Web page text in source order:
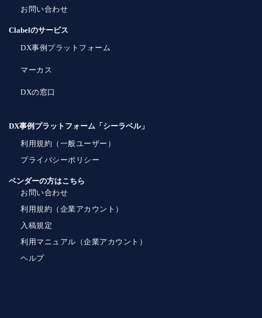
お問い合わせ
Clabelのサービス
DX事例プラットフォーム
マーカス
DXの窓口
DX事例プラットフォーム「シーラベル」
利用規約（一般ユーザー）
プライバシーポリシー
ベンダーの方はこちら
お問い合わせ
利用規約（企業アカウント）
入稿規定
利用マニュアル（企業アカウント）
ヘルプ